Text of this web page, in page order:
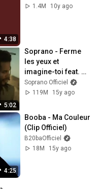
4:38
1.4M
10y ago
5:02
Soprano - Ferme
les yeux et
imagine-toi feat.
Blacko (Clip
officiel)
Soprano Officiel
119M
15y ago
4:25
Booba - Ma Couleur
(Clip Officiel)
B20baOfficiel
18M
15y ago